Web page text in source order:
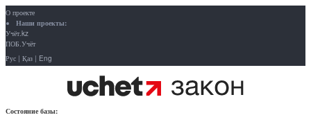
О проекте
Наши проекты:
Учёт.kz
ПОБ.Учёт
Рус | Қаз | Eng
Состояние базы: